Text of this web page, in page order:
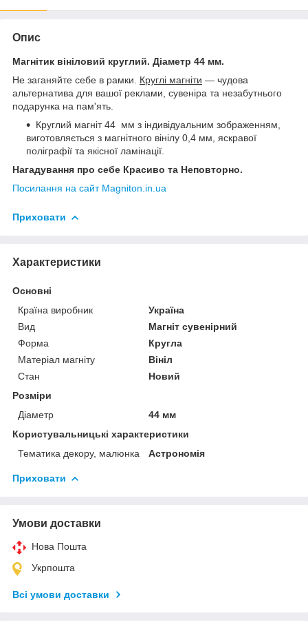
Опис
Магнітик вініловий круглий. Діаметр 44 мм.
Не заганяйте себе в рамки. Круглі магніти — чудова
альтернатива для вашої реклами, сувеніра та незабутнього
подарунка на пам'ять.
Круглий магніт 44 мм з індивідуальним зображенням,
виготовляється з магнітного вінілу 0,4 мм, яскравої
поліграфії та якісної ламінації.
Нагадування про себе Красиво та Неповторно.
Посилання на сайт Magniton.in.ua
Приховати
Характеристики
Основні
Країна виробник
Україна
Вид
Магніт сувенірний
Форма
Кругла
Матеріал магніту
Вініл
Стан
Новий
Розміри
Діаметр
44 мм
Користувальницькі характеристики
Тематика декору, малюнка
Астрономія
Приховати
Умови доставки
Нова Пошта
Укрпошта
Всі умови доставки